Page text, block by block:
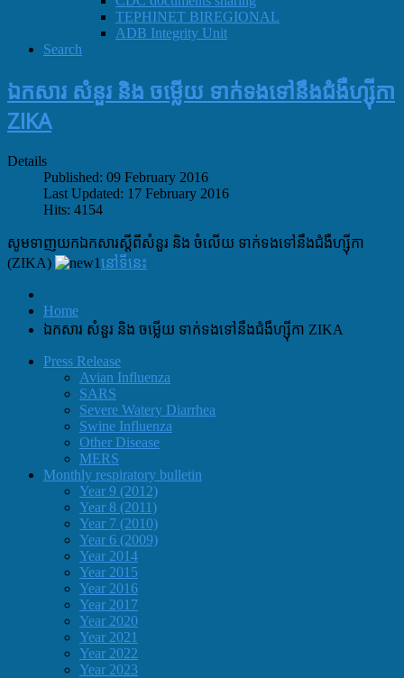
TEPHINET BIREGIONAL
ADB Integrity Unit
Search
ឯកសារ សំនួរ និង ចម្លើយ ទាក់ទងទៅនឹងជំងឺហ្ស៊ីកា
ZIKA
Details
Published: 09 February 2016
Last Updated: 17 February 2016
Hits: 4154
សូមទាញយកឯកសារស្តីពីសំនួរ និង ចំលើយ ទាក់ទងទៅនឹងជំងឺហ្ស៊ីកា
(ZIKA)
នៅទីនេះ
Home
ឯកសារ សំនួរ និង ចម្លើយ ទាក់ទងទៅនឹងជំងឺហ្ស៊ីកា ZIKA
Press Release
Avian Influenza
SARS
Severe Watery Diarrhea
Swine Influenza
Other Disease
MERS
Monthly respiratory bulletin
Year 9 (2012)
Year 8 (2011)
Year 7 (2010)
Year 6 (2009)
Year 2014
Year 2015
Year 2016
Year 2017
Year 2020
Year 2021
Year 2022
Year 2023